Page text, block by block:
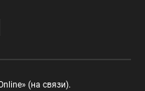
(на связи).